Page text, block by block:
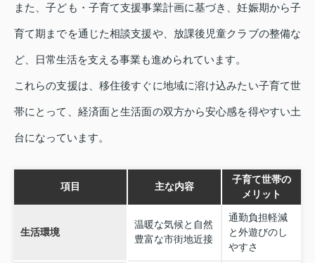
また、子ども・子育て支援事業計画に基づき、妊娠期から子
育て期までを通じた相談支援や、放課後児童クラブの整備な
ど、日常生活を支える事業も進められています。
これらの支援は、移住後すぐに地域に溶け込みたい子育て世
帯にとって、経済面と生活面の双方から安心感を得やすい土
台になっています。
項目 主な内容
子育て世帯の
メリット
生活環境
温暖な気候と自然
豊富な市街地近接
通勤負担軽減
と外遊びのし
やすさ